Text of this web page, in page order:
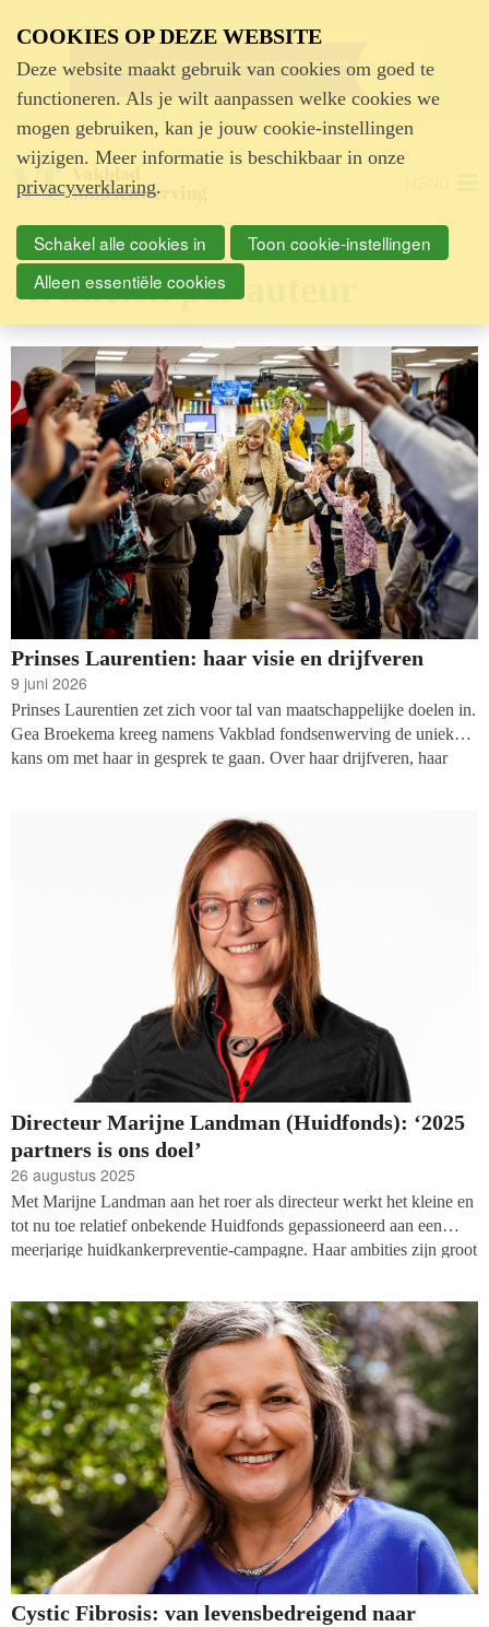
Advertentie
Artikelen per auteur
Prinses Laurentien: haar visie en drijfveren
9 juni 2026
Prinses Laurentien zet zich voor tal van maatschappelijke doelen in.
Gea Broekema kreeg namens Vakblad fondsenwerving de unieke
kans om met haar in gesprek te gaan. Over haar drijfveren, haar
klaar, wel wat hoger neergezet vanwege de bejaarde labrador die
daar gezellig door het pand wandelt. De prinses, bijna zestig jaar,
barst van energie en heeft veel ideeën én daadkracht om de wereld
rechtvaardiger, inclusiever, eerlijker en gelijkwaardiger te maken.
Het gesprek leidt van Stichting Lezen en Schrijven naar
(Gelijk)waardig Herstel en haar number 5 foundation.
Directeur Marijne Landman (Huidfonds): ‘2025
partners is ons doel’
26 augustus 2025
Met Marijne Landman aan het roer als directeur werkt het kleine en
tot nu toe relatief onbekende Huidfonds gepassioneerd aan een
meerjarige huidkankerpreventie-campagne. Haar ambities zijn groot
Tijd voor een gesprek met Landman om meer te weten te komen
over haar plannen en de resultaten tot nu toe.
Cystic Fibrosis: van levensbedreigend naar
COOKIES OP DEZE WEBSITE
Deze website maakt gebruik van cookies om goed te
functioneren. Als je wilt aanpassen welke cookies we
mogen gebruiken, kan je jouw cookie-instellingen
wijzigen. Meer informatie is beschikbaar in onze
privacyverklaring.
Schakel alle cookies in
Toon cookie-instellingen
Alleen essentiële cookies